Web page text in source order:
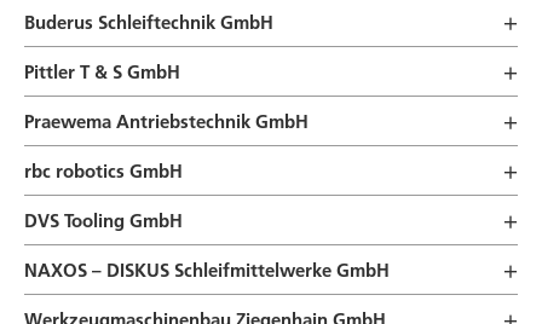
Buderus Schleiftechnik GmbH
Pittler T & S GmbH
Praewema Antriebstechnik GmbH
rbc robotics GmbH
DVS Tooling GmbH
NAXOS – DISKUS Schleifmittelwerke GmbH